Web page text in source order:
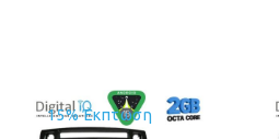
15% Έκπτωση